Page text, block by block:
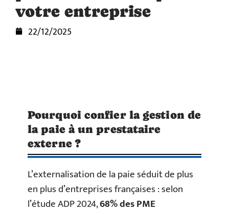
votre entreprise
22/12/2025
Pourquoi confier la gestion de
la paie à un prestataire
externe ?
L’externalisation de la paie séduit de plus
en plus d’entreprises françaises : selon
l’étude ADP 2024,68% des PME